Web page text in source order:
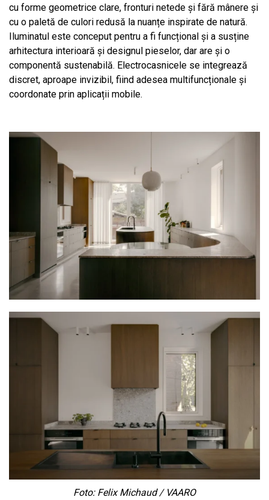
cu forme geometrice clare, fronturi netede și fără mânere și
cu o paletă de culori redusă la nuanțe inspirate de natură.
Iluminatul este conceput pentru a fi funcțional și a susține
arhitectura interioară și designul pieselor, dar are și o
componentă sustenabilă. Electrocasnicele se integrează
discret, aproape invizibil, fiind adesea multifuncționale și
coordonate prin aplicații mobile.
Foto: Felix Michaud / VAARO